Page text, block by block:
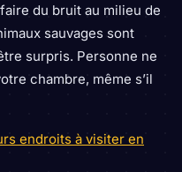
du bruit au milieu de
sauvages sont
surpris. Personne ne
chambre, même s’il
endroits à visiter en